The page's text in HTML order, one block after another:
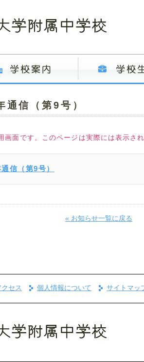
通信（第9号）
画面です。このページは実際には表示さ
信（第9号）
« お知らせ一覧に戻る
セス 個人情報について サイトマッ